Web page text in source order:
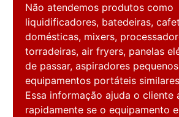
Não atendemos produtos como
liquidificadores, batedeiras,
domésticas, mixers,
torradeiras, air fryers, panelas
de passar, aspiradores
equipamentos portáteis
Essa informação ajuda o cliente
rapidamente se o equipamento